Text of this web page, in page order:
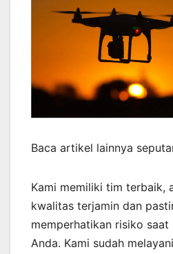
Baca artikel lainnya
Kami memiliki tim terbaik,
kwalitas terjamin dan
memperhatikan risiko
Anda. Kami sudah